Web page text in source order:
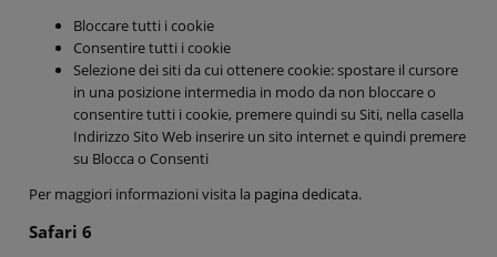
Bloccare tutti i cookie
Consentire tutti i cookie
Selezione dei siti da cui ottenere cookie: spostare il cursore
in una posizione intermedia in modo da non bloccare o
consentire tutti i cookie, premere quindi su Siti, nella casella
Indirizzo Sito Web inserire un sito internet e quindi premere
su Blocca o Consenti
Per maggiori informazioni visita la pagina dedicata.
Safari 6